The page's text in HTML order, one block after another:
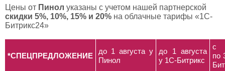
Цены от Пинол указаны с учетом нашей партнерской
скидки 5%, 10%, 15% и 20% на облачные тарифы «1C-
Битрикс24»
*СПЕЦПРЕДЛОЖЕНИЕ
до 1 августа у
Пинол
до 1 августа
у 1С-Битрикс
с
по